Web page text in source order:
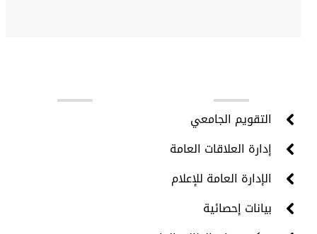
التقويم الجامعي
إدارة العلاقات العامة
الإدارة العامة للإعلام
بيانات إحصائية